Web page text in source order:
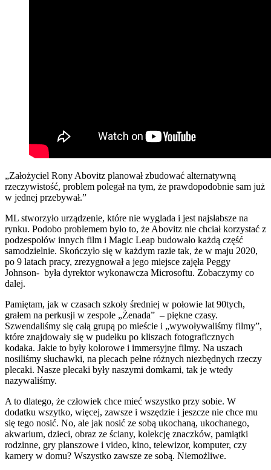
„Założyciel Rony Abovitz planował zbudować alternatywną
rzeczywistość, problem polegał na tym, że prawdopodobnie sam już
w jednej przebywał.”
ML stworzyło urządzenie, które nie wyglada i jest najsłabsze na
rynku. Podobo problemem było to, że Abovitz nie chciał korzystać z
podzespołów innych film i Magic Leap budowało każdą część
samodzielnie. Skończyło się w każdym razie tak, że w maju 2020,
po 9 latach pracy, zrezygnował a jego miejsce zajęła Peggy
Johnson- była dyrektor wykonawcza Microsoftu. Zobaczymy co
dalej.
Pamiętam, jak w czasach szkoły średniej w połowie lat 90tych,
grałem na perkusji w zespole „Żenada” – piękne czasy.
Szwendaliśmy się całą grupą po mieście i „wywoływaliśmy filmy”,
które znajdowały się w pudełku po kliszach fotograficznych
kodaka. Jakie to były kolorowe i immersyjne filmy. Na uszach
nosiliśmy słuchawki, na plecach pełne różnych niezbędnych rzeczy
plecaki. Nasze plecaki były naszymi domkami, tak je wtedy
nazywaliśmy.
A to dlatego, że człowiek chce mieć wszystko przy sobie. W
dodatku wszytko, więcej, zawsze i wszędzie i jeszcze nie chce mu
się tego nosić. No, ale jak nosić ze sobą ukochaną, ukochanego,
akwarium, dzieci, obraz ze ściany, kolekcję znaczków, pamiątki
rodzinne, gry planszowe i video, kino, telewizor, komputer, czy
kamery w domu? Wszystko zawsze ze sobą. Niemożliwe.